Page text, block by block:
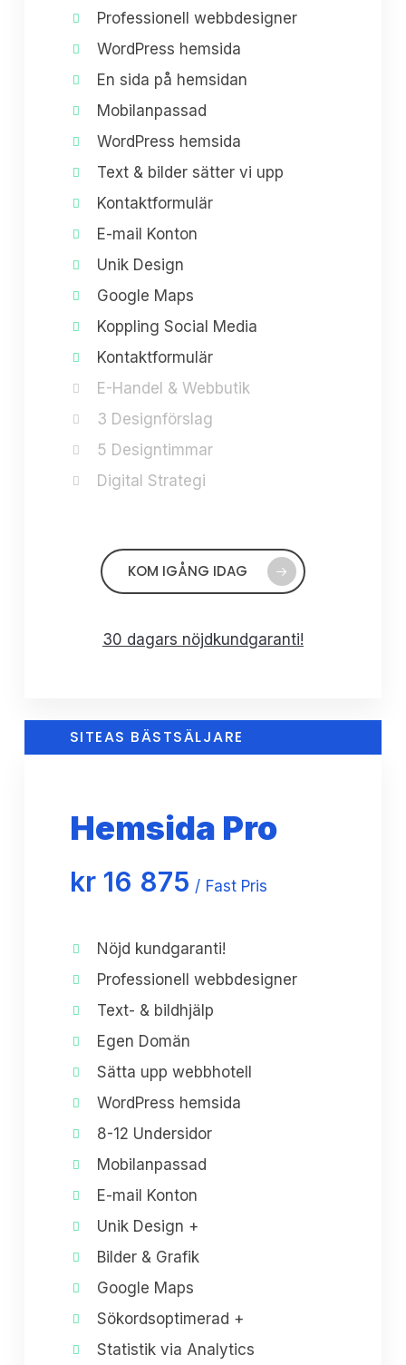
Professionell webbdesigner
WordPress hemsida
En sida på hemsidan
Mobilanpassad
WordPress hemsida
Text & bilder sätter vi upp
Kontaktformulär
E-mail Konton
Unik Design
Google Maps
Koppling Social Media
Kontaktformulär
E-Handel & Webbutik
3 Designförslag
5 Designtimmar
Digital Strategi
KOM IGÅNG IDAG
30 dagars nöjdkundgaranti!
Hemsida Pro
SITEAS BÄSTSÄLJARE
kr16 875 Fast Pris
Nöjd kundgaranti!
Professionell webbdesigner
Text- & bildhjälp
Egen Domän
Sätta upp webbhotell
WordPress hemsida
8-12 Undersidor
Mobilanpassad
E-mail Konton
Unik Design +
Bilder & Grafik
Google Maps
Sökordsoptimerad +
Statistik via Analytics